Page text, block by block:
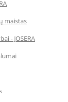
maistas
- JOSERA